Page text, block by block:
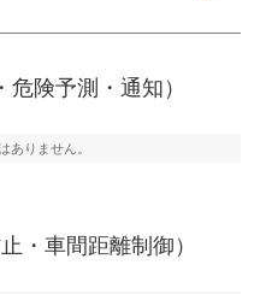
装備されています。
を防止するためにレーンキー
険予測・通知）
ありません。
・車間距離制御）